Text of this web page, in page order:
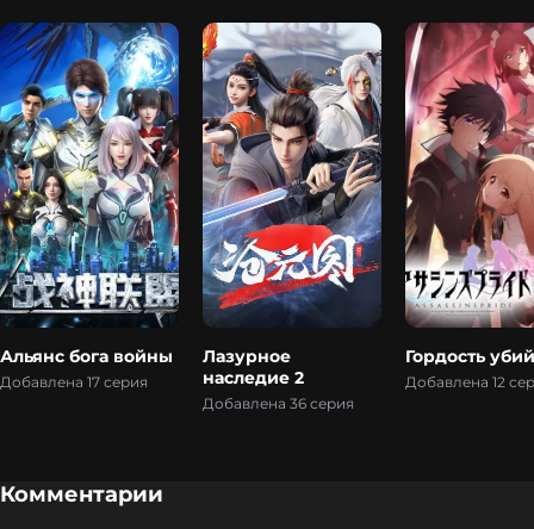
Альянс бога войны
Добавлена 17 серия
Лазурное
наследие 2
Добавлена 36 серия
Гордость
Добавлена 12
Комментарии